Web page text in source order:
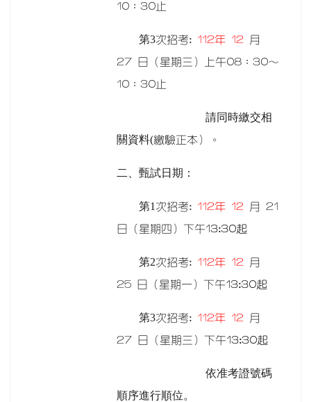
10：30止
第3次招考:112年 12
月
27 日（星期三）上午08：30～
10：30止
請同時繳交相
關資料(繳驗正本）。
二、甄試日期：
第1 次招考: 112年 12
月 21
日（星期四）下午13:30起
第2次招考:112年 12
月
25 日（星期一）下午13:30起
第3次招考:112年 12
月
27 日（星期三）下午13:30起
依准考證號碼
順序進行順位。